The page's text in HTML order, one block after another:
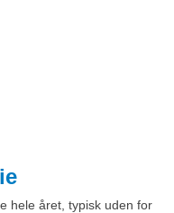
hele året, typisk uden for